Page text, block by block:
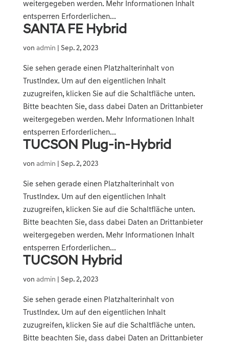
weitergegeben werden. Mehr Informationen Inhalt
entsperren Erforderlichen...
SANTA FE Hybrid
von admin Sep. 2, 2023
Sie sehen gerade einen Platzhalterinhalt von
TrustIndex. Um auf den eigentlichen Inhalt
zuzugreifen, klicken Sie auf die Schaltfläche unten.
Bitte beachten Sie, dass dabei Daten an Drittanbieter
weitergegeben werden. Mehr Informationen Inhalt
entsperren Erforderlichen...
TUCSON Plug-in-Hybrid
von admin Sep. 2, 2023
Sie sehen gerade einen Platzhalterinhalt von
TrustIndex. Um auf den eigentlichen Inhalt
zuzugreifen, klicken Sie auf die Schaltfläche unten.
Bitte beachten Sie, dass dabei Daten an Drittanbieter
weitergegeben werden. Mehr Informationen Inhalt
entsperren Erforderlichen...
TUCSON Hybrid
von admin Sep. 2, 2023
Sie sehen gerade einen Platzhalterinhalt von
TrustIndex. Um auf den eigentlichen Inhalt
zuzugreifen, klicken Sie auf die Schaltfläche unten.
Bitte beachten Sie, dass dabei Daten an Drittanbieter